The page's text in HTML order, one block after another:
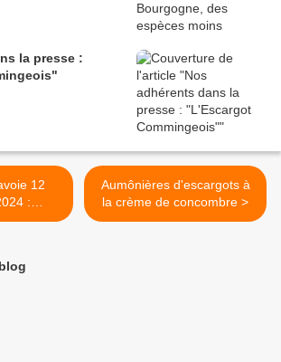
la presse :
:
filière de
Aumônières d'escargots à
la crème de concombre >